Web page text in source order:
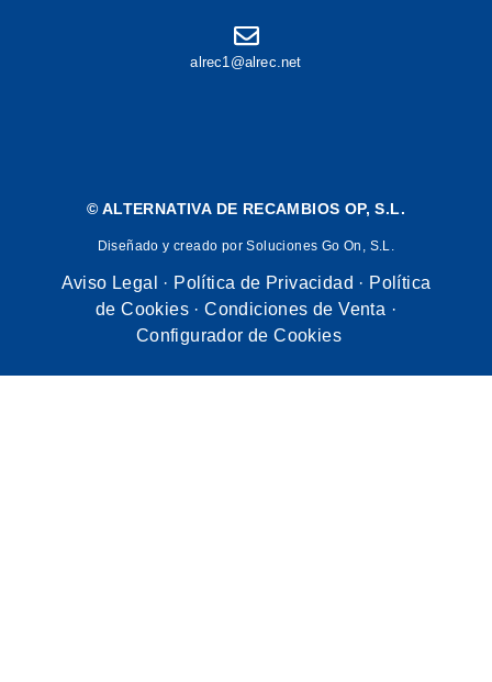
alrec1@alrec.net
© ALTERNATIVA DE RECAMBIOS OP, S.L.
Diseñado y creado por Soluciones Go On, S.L.
Aviso Legal · Política de Privacidad · Política
de Cookies ·Condiciones de Venta ·
Configurador de Cookies